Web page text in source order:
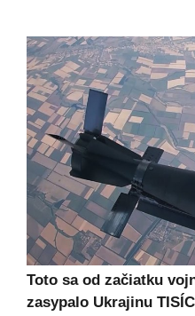
Toto sa od začiatku
zasypalo Ukrajinu